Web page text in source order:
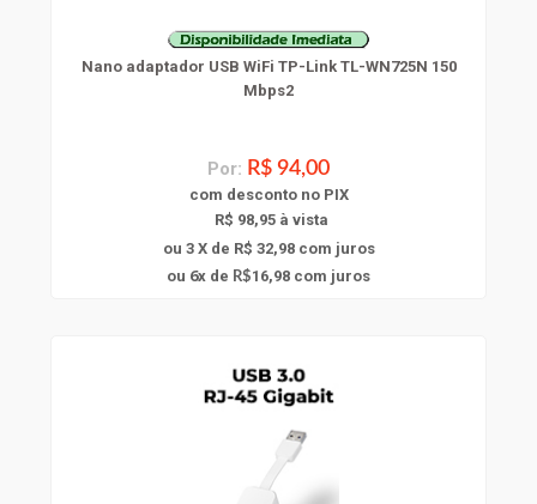
Nano adaptador USB WiFi TP-Link TL-WN725N 150
Mbps2
Por: R$ 94,00
com desconto no PIX
R$ 98,95 à vista
ou 3 X de R$ 32,98com juros
ou 6x de R$16,98 com juros